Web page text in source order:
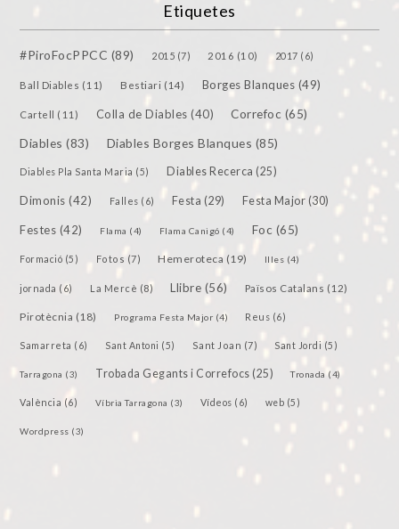
Etiquetes
#PiroFocPPCC (89) 2015 (7) 2016 (10) 2017 (6)
Ball Diables (11) Bestiari (14) Borges Blanques (49)
Cartell (11) Colla de Diables (40) Correfoc (65)
Diables (83) Diables Borges Blanques (85)
Diables Pla Santa Maria (5) Diables Recerca (25)
Dimonis (42) Falles (6) Festa (29) Festa Major (30)
Festes (42) Flama (4) Flama Canigó (4) Foc (65)
Formació (5) Fotos (7) Hemeroteca (19) Illes (4)
jornada (6) La Mercè (8) Llibre (56) Països Catalans (12)
Pirotècnia (18) Programa Festa Major (4) Reus (6)
Samarreta (6) Sant Antoni (5) Sant Joan (7) Sant Jordi (5)
Tarragona (3) Trobada Gegants i Correfocs (25) Tronada (4)
València (6) Víbria Tarragona (3) Vídeos (6) web (5)
Wordpress (3)